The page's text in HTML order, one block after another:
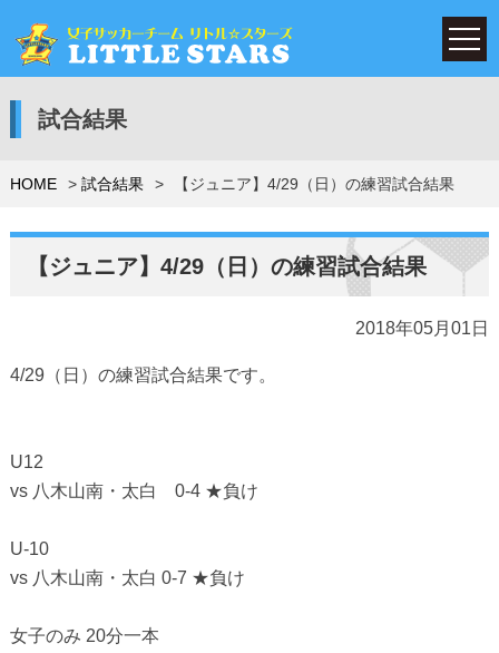
試合結果
HOME 試合結果 【ジュニア】4/29（日）の練習試合結果
【ジュニア】4/29（日）の練習試合結果
2018年05月01日
4/29（日）の練習試合結果です。
U12
vs 八木山南・太白 0-4 ★負け
U-10
vs 八木山南・太白 0-7 ★負け
女子のみ 20分一本